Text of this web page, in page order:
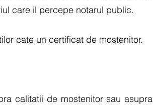
care il percepe notarul public.
cate un certificat de mostenitor.
calitatii de mostenitor sau asupra